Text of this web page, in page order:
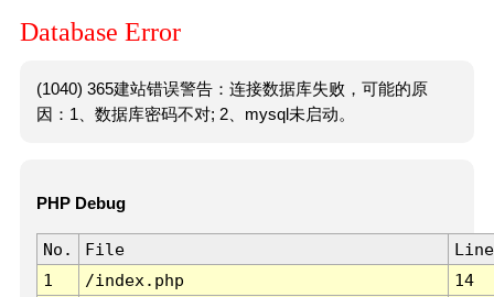
Database Error
(1040) 365建站错误警告：连接数据库失败，可能的原
因：1、数据库密码不对; 2、mysql未启动。
PHP Debug
No. File
Line
1
/index.php 14